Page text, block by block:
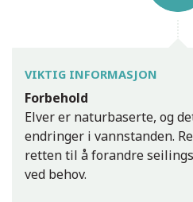
VIKTIG INFORMASJON
Forbehold
Elver er naturbaserte, og
endringer i vannstanden.
retten til å forandre
ved behov.